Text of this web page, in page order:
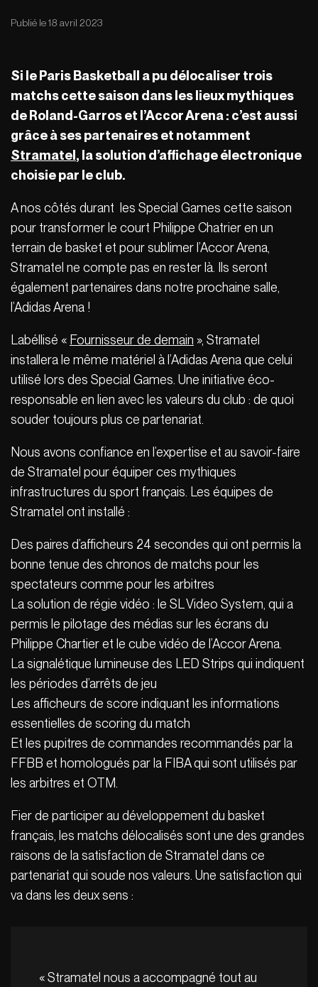
Publié le 18 avril 2023
Si le Paris Basketball a pu délocaliser trois
matchs cette saison dans les lieux mythiques
de Roland-Garros et l’Accor Arena : c’est aussi
grâce à ses partenaires et notamment
Stramatel, la solution d’affichage électronique
choisie par le club.
A nos côtés durant les Special Games cette saison
pour transformer le court Philippe Chatrier en un
terrain de basket et pour sublimer l’Accor Arena,
Stramatel ne compte pas en rester là. Ils seront
également partenaires dans notre prochaine salle,
l’Adidas Arena !
Labéllisé « Fournisseur de demain », Stramatel
installera le même matériel à l’Adidas Arena que celui
utilisé lors des Special Games. Une initiative éco-
responsable en lien avec les valeurs du club : de quoi
souder toujours plus ce partenariat.
Nous avons confiance en l’expertise et au savoir-faire
de Stramatel pour équiper ces mythiques
infrastructures du sport français. Les équipes de
Stramatel ont installé :
Des paires d’afficheurs 24 secondes qui ont permis la
bonne tenue des chronos de matchs pour les
spectateurs comme pour les arbitres
La solution de régie vidéo : le SL Video System, qui a
permis le pilotage des médias sur les écrans du
Philippe Chartier et le cube vidéo de l’Accor Arena.
La signalétique lumineuse des LED Strips qui indiquent
les périodes d’arrêts de jeu
Les afficheurs de score indiquant les informations
essentielles de scoring du match
Et les pupitres de commandes recommandés par la
FFBB et homologués par la FIBA qui sont utilisés par
les arbitres et OTM.
Fier de participer au développement du basket
français, les matchs délocalisés sont une des grandes
raisons de la satisfaction de Stramatel dans ce
partenariat qui soude nos valeurs. Une satisfaction qui
va dans les deux sens :
« Stramatel nous a accompagné tout au